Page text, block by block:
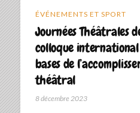
ÉVÉNEMENTS ET SPORT
Journées Théâtrales
colloque
bases de
théâtral
8 décembre 2023